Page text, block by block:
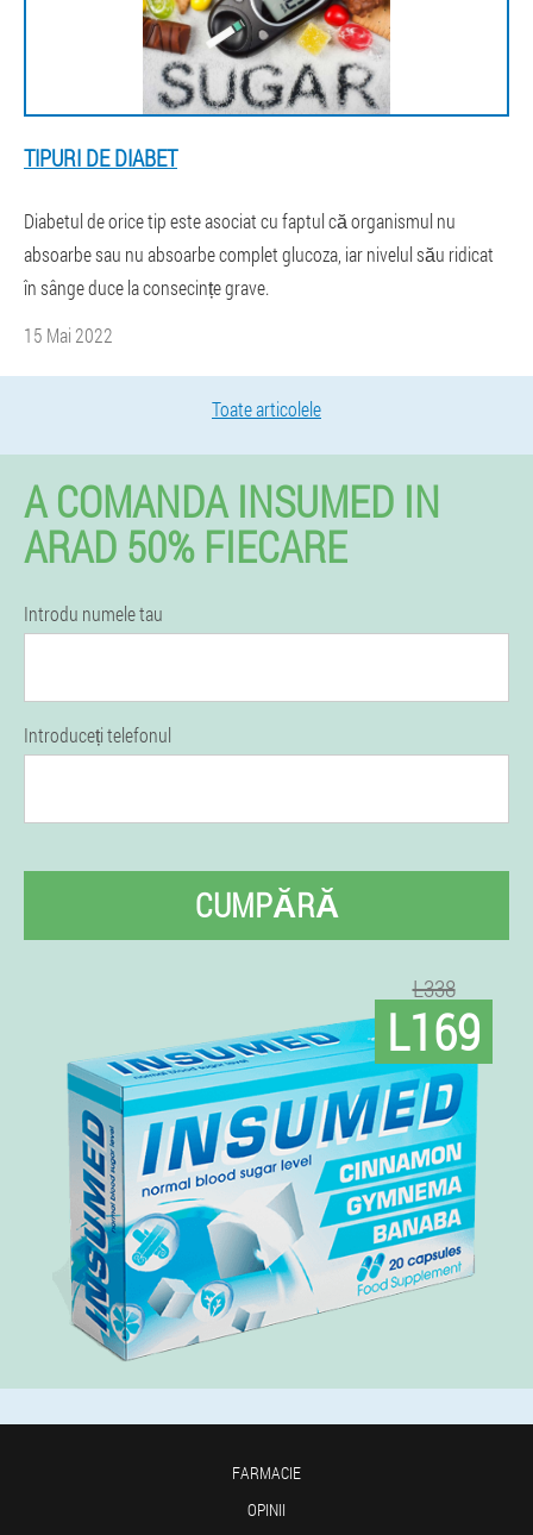
TIPURI DE DIABET
Diabetul de orice tip este asociat cu faptul că organismul nu
absoarbe sau nu absoarbe complet glucoza, iar nivelul său ridicat
în sânge duce la consecințe grave.
15 Mai 2022
Toate articolele
A COMANDA INSUMED IN
ARAD 50% FIECARE
Introdu numele tau
Introduceți telefonul
CUMPĂRĂ
L338
L169
FARMACIE
OPINII